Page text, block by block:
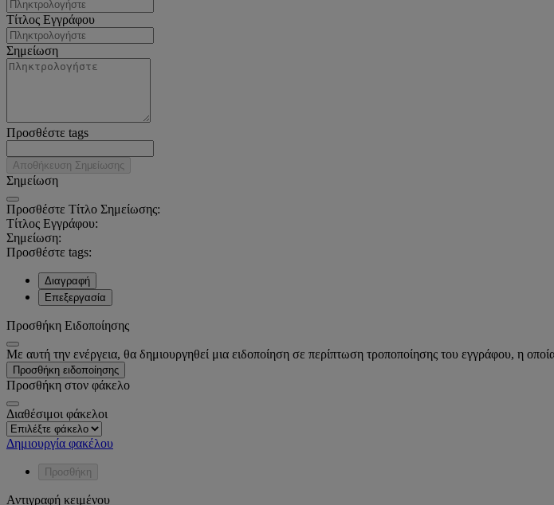
Τίτλος Εγγράφου
Σημείωση
Προσθέστε tags
Αποθήκευση Σημείωσης
Σημείωση
Προσθέστε Τίτλο Σημείωσης:
Τίτλος Εγγράφου:
Σημείωση:
Προσθέστε tags:
Διαγραφή
Επεξεργασία
Προσθήκη Ειδοποίησης
Με αυτή την ενέργεια, θα δημιουργηθεί μια ειδοποίηση σε περίπτωση τροποποίησης του εγγράφου, η
Προσθήκη ειδοποίησης
Προσθήκη στον φάκελο
Διαθέσιμοι φάκελοι
Δημιουργία φακέλου
Προσθήκη
Αντιγραφή κειμένου